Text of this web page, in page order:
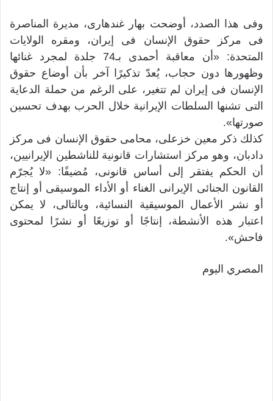
وفى هذا الصدد، أوضحت بهار غندهارى، مديرة المناصرة
فى مركز حقوق الإنسان فى إيران، ومقره الولايات
المتحدة: «أن معاقبة أحمدى بـ74 جلدة لمجرد غنائها
وظهورها دون حجاب، يُعدّ تذكيرًا آخر بأن أوضاع حقوق
الإنسان فى إيران لم تتغير، على الرغم من حملة الدعاية
التى تشنها السلطات الإيرانية خلال الحرب بهدف تحسين
صورتها».
كذلك ذكر معين خزعلى، محامى حقوق الإنسان فى مركز
دادبان، وهو مركز استشارات قانونية للناشطين الإيرانيين،
أن الحكم يفتقر إلى أساس قانونى، مُضيفًا: «لا يُجرّم
القانون الجنائى الإيرانى الغناء أو الأداء الموسيقى أو إنتاج
أو نشر الأعمال الموسيقية النسائية، وبالتالى، لا يمكن
اعتبار هذه الأنشطة، إنتاجًا أو توزيعًا أو نشرًا لمحتوى
فاحش».
المصري اليوم